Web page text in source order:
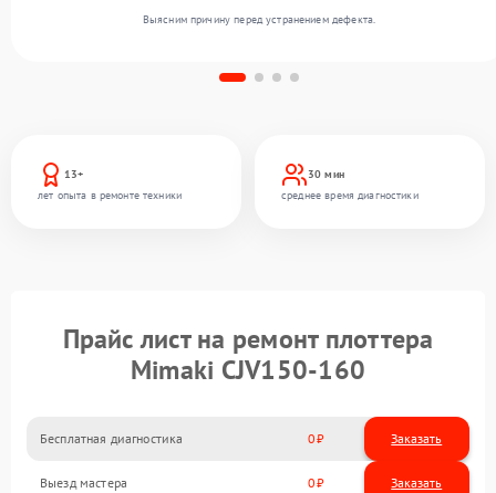
13+
лет опыта в ремонте техники
30 мин
среднее время диагностики
Выясним причину перед устранением дефекта.
Прайс лист на ремонт плоттера
Mimaki CJV150-160
Бесплатная диагностика 0 Заказать
Выезд мастера 0 Заказать